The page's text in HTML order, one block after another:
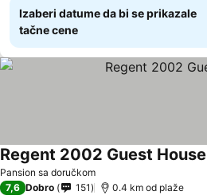
Izaberi datume da bi se prikazale
tačne cene
Pansion sa doručkom
Regent 2002 Guest House
7,6 Dobro 151 0.4 km od plaže